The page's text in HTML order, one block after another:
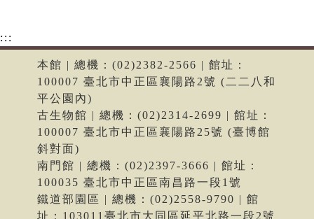
:::
本館 | 總機：(02)2382-2566 | 館址：
100007 臺北市中正區襄陽路2號 (二二八和
平公園內)
古生物館 | 總機：(02)2314-2699 | 館址：
100007 臺北市中正區襄陽路25號 (臺博館
斜對面)
南門館 | 總機：(02)2397-3666 | 館址：
100035 臺北市中正區南昌路一段1號
鐵道部園區 | 總機：(02)2558-9790 | 館
址：103011臺北市大同區延平北路一段2號